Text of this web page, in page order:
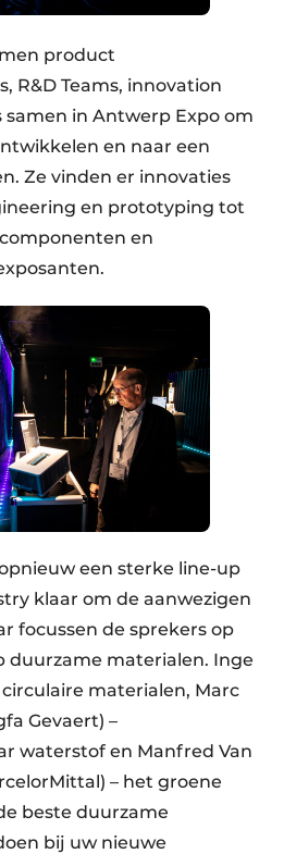
product
R&D Teams, innovation
samen in Antwerp Expo om
en naar een
Ze vinden er innovaties
en prototyping tot
en
een sterke line-up
klaar om de aanwezigen
focussen de sprekers op
duurzame materialen. Inge
circulaire materialen, Marc
Gevaert) –
waterstof en Manfred Van
– het groene
beste duurzame
bij uw nieuwe